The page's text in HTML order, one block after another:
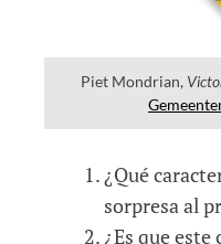
Piet Mondrian,
¿Qué
sorpresa al
¿Es que